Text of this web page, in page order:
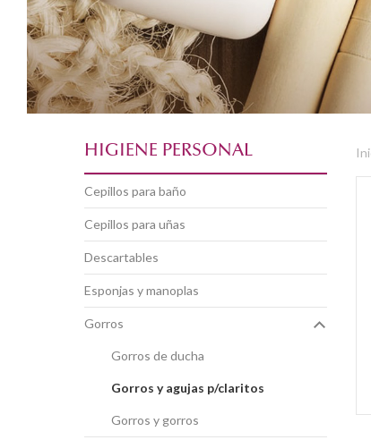
HIGIENE PERSONAL
cepillos para baño
cepillos para uñas
descartables
esponjas y manoplas
gorros
gorros de ducha
gorros y agujas p/claritos
gorros y gorros